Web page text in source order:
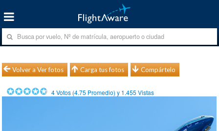
Volver a Ver fotos Carga tus fotos Compártelo
4Votos (4.75 Promedio) y 1.455 Vistas